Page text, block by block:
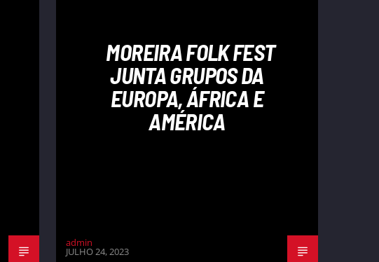
MOREIRA FOLK FEST
JUNTA GRUPOS DA
EUROPA, ÁFRICA E
AMÉRICA
admin
JULHO 24, 2023